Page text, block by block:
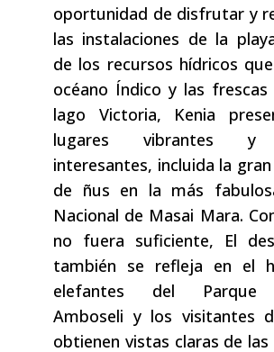
oportunidad de disfrutar y
las instalaciones de la
de los recursos hídricos
océano Índico y las frescas
lago Victoria, Kenia
lugares vibrantes y
interesantes, incluida la
de ñus en la más
Nacional de Masai Mara.
no fuera suficiente, El
también se refleja en el
elefantes del Parque
Amboseli y los visitantes
obtienen vistas claras de